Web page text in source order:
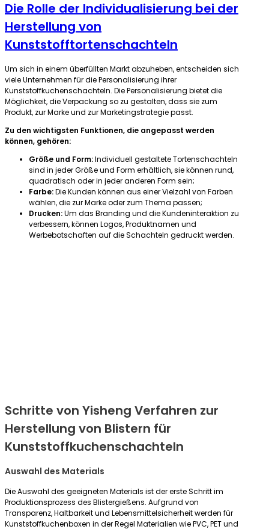
Die Rolle der Individualisierung bei der
Herstellung von
Kunststofftortenschachteln
Um sich in einem überfüllten Markt abzuheben, entscheiden sich
viele Unternehmen für die Personalisierung ihrer
Kunststoffkuchenschachteln. Die Personalisierung bietet die
Möglichkeit, die Verpackung so zu gestalten, dass sie zum
Produkt, zur Marke und zur Marketingstrategie passt.
Zu den wichtigsten Funktionen, die angepasst werden
können, gehören:
Größe und Form:Individuell gestaltete Tortenschachteln
sind in jeder Größe und Form erhältlich, sie können rund,
quadratisch oder in jeder anderen Form sein;
Farbe:Die Kunden können aus einer Vielzahl von Farben
wählen, die zur Marke oder zum Thema passen;
Drucken:Um das Branding und die Kundeninteraktion zu
verbessern, können Logos, Produktnamen und
Werbebotschaften auf die Schachteln gedruckt werden.
Schritte von Yisheng Verfahren zur
Herstellung von Blistern für
Kunststoffkuchenschachteln
Auswahl des Materials
Die Auswahl des geeigneten Materials ist der erste Schritt im
Produktionsprozess des Blistergießens. Aufgrund von
Transparenz, Haltbarkeit und Lebensmittelsicherheit werden für
Kunststoffkuchenboxen in der Regel Materialien wie PVC, PET und